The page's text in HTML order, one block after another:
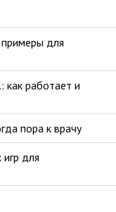
для
как работает и
пора к врачу
для